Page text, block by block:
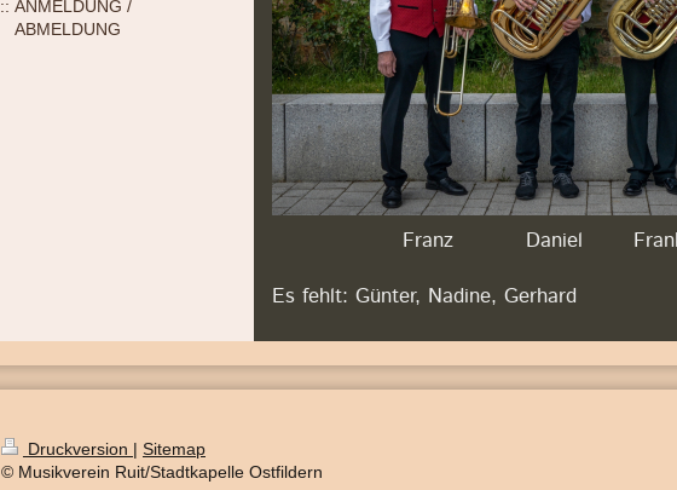
Franz Daniel
Es fehlt: Günter, Nadine, Gerhard
ANMELDUNG /
ABMELDUNG
Druckversion | Sitemap
© Musikverein Ruit/Stadtkapelle Ostfildern